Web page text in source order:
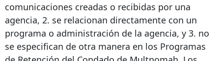
comunicaciones creadas o recibidas por una
agencia, 2. se relacionan directamente con un
programa o administración de la agencia, y 3. no
se especifican de otra manera en los Programas